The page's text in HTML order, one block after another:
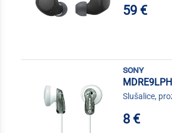
59 €
sony
Slušalice,
8 €